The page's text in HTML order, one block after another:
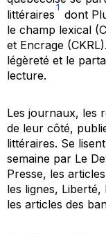
littéraires
1
dont
le champ lexical
et Encrage
légèreté et le
lecture.
Les journaux, les
de leur côté,
littéraires. Se
semaine par Le
Presse, les
les lignes, Liberté,
les articles des